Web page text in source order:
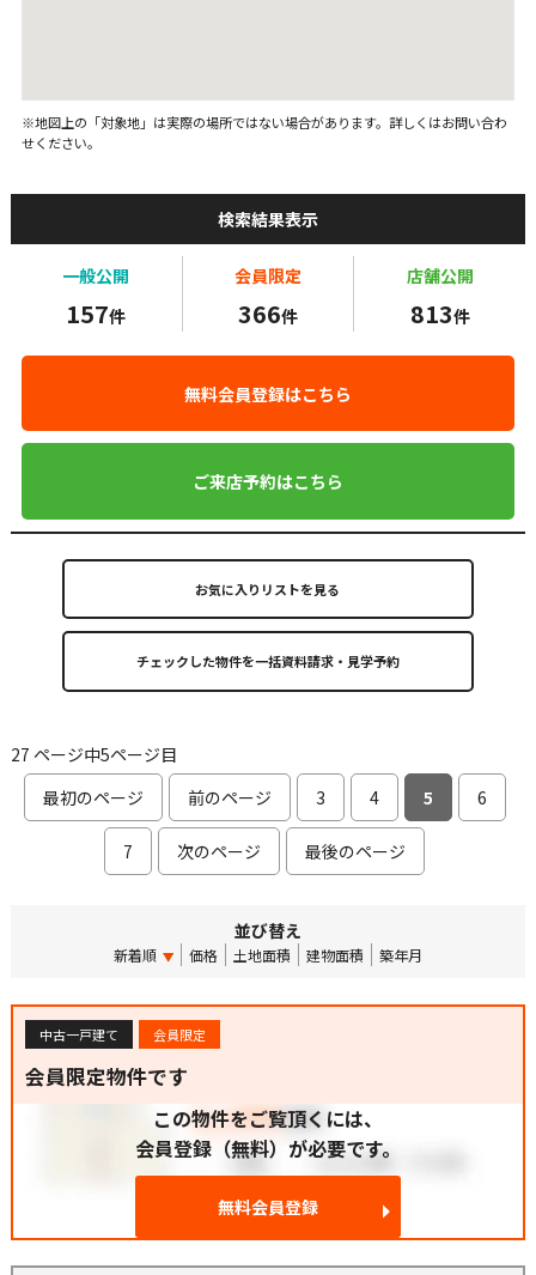
※地図上の「対象地」は実際の場所ではない場合があります。詳しくはお問い合わ
せください。
検索結果表示
一般公開
157件
会員限定
366件
店舗公開
813件
無料会員登録はこちら
ご来店予約はこちら
お気に入りリストを見る
27 ページ中5ページ目
最初のページ
前のページ 3 4 5 6
7 次のページ 最後のページ
並び替え
新着順 価格 土地面積 建物面積 築年月
中古一戸建て 会員限定
会員限定物件です
この物件をご覧頂くには、
会員登録（無料）が必要です。
無料会員登録